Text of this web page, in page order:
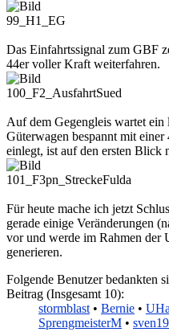
99_H1_EG
Das Einfahrtssignal zum GBF
44er voller Kraft weiterfahren.
100_F2_AusfahrtSued
Auf dem Gegengleis wartet ein
Güterwagen bespannt mit
einlegt, ist auf den ersten Blick
101_F3pn_StreckeFulda
Für heute mache ich jetzt
gerade einige Veränderungen
vor und werde im Rahmen der
generieren.
Folgende Benutzer bedankten
Beitrag (Insgesamt 10):
stormblast • Bernie •
SprengmeisterM •